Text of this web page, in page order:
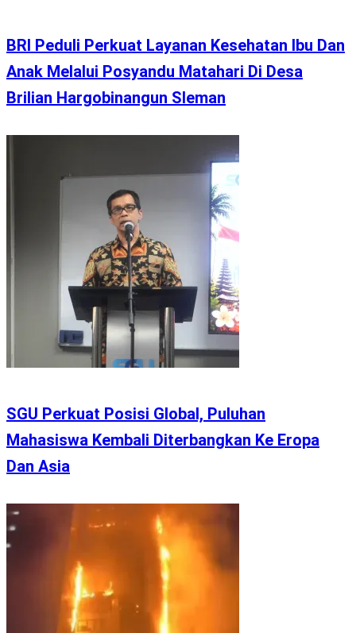
BRI Peduli Perkuat Layanan Kesehatan Ibu Dan
Anak Melalui Posyandu Matahari Di Desa
Brilian Hargobinangun Sleman
SGU Perkuat Posisi Global, Puluhan
Mahasiswa Kembali Diterbangkan Ke Eropa
Dan Asia